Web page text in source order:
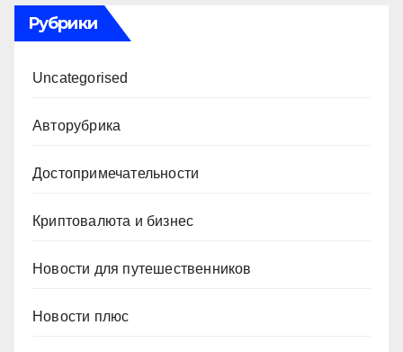
Рубрики
Uncategorised
Авторубрика
Достопримечательности
Криптовалюта и бизнес
Новости для путешественников
Новости плюс